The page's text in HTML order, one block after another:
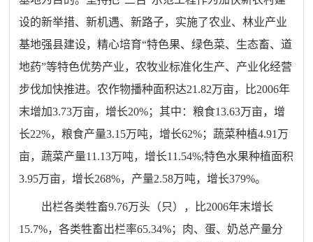
设的新举措、新机遇、新路子，实施了农业、林业产业
基地强县建设，精心培育“特色果、绿色菜、生态畜、道
地药”等特色优势产业，农牧业标准化生产、产业化经营
步伐加快推进。农作物播种面积达21.82万亩，比2006年
末增加3.73万亩，增长20%；其中：粮食13.63万亩，增
长22%，粮食产量3.15万吨，增长62%；蔬菜种植4.91万
亩，蔬菜产量11.13万吨，增长11.54%;特色水果种植面积
3.95万亩，增长268%，产量2.58万吨，增长379%。
出栏各类牲畜9.76万头（只），比2006年末增长
15.7%，各类牲畜出栏率65.34%；肉、蛋、奶总产量分